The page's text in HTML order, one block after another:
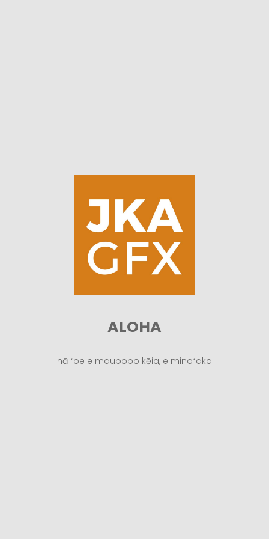
ALOHA
Inā ʻoe e maupopo kēia, e minoʻaka!